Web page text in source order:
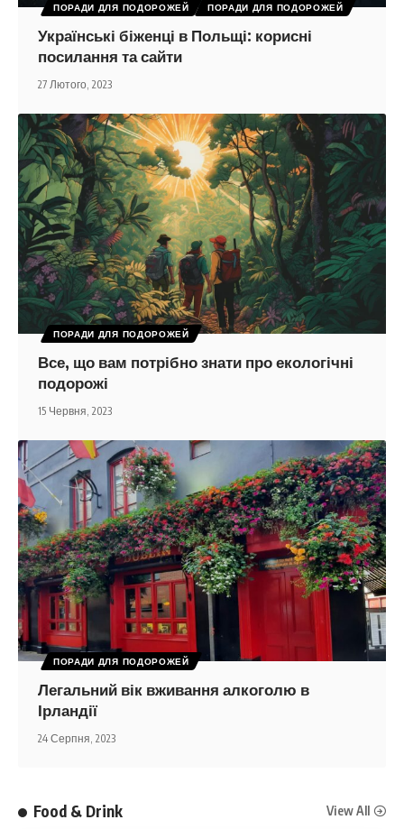
ПОРАДИ ДЛЯ ПОДОРОЖЕЙ ПОРАДИ ДЛЯ ПОДОРОЖЕЙ
Українські біженці в Польщі: корисні
посилання та сайти
27 Лютого, 2023
ПОРАДИ ДЛЯ ПОДОРОЖЕЙ
Все, що вам потрібно знати про екологічні
подорожі
15 Червня, 2023
ПОРАДИ ДЛЯ ПОДОРОЖЕЙ
Легальний вік вживання алкоголю в
Ірландії
24 Серпня, 2023
Food & Drink View All